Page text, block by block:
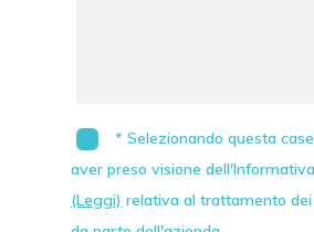
* Selezionando questa
aver preso visione
(Leggi) relativa al trattamento